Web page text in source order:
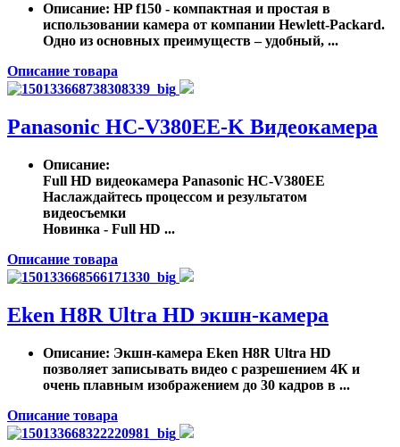
Описание: HP f150 - компактная и простая в
использовании камера от компании Hewlett-Packard.
Одно из основных преимуществ – удобный, ...
Описание товара
Panasonic HC-V380EE-K Видеокамера
Описание:
Full HD видеокамера Panasonic HC-V380EE
Наслаждайтесь процессом и результатом
видеосъемки
Новинка - Full HD ...
Описание товара
Eken H8R Ultra HD экшн-камера
Описание: Экшн-камера Eken H8R Ultra HD
позволяет записывать видео с разрешением 4К и
очень плавным изображением до 30 кадров в ...
Описание товара